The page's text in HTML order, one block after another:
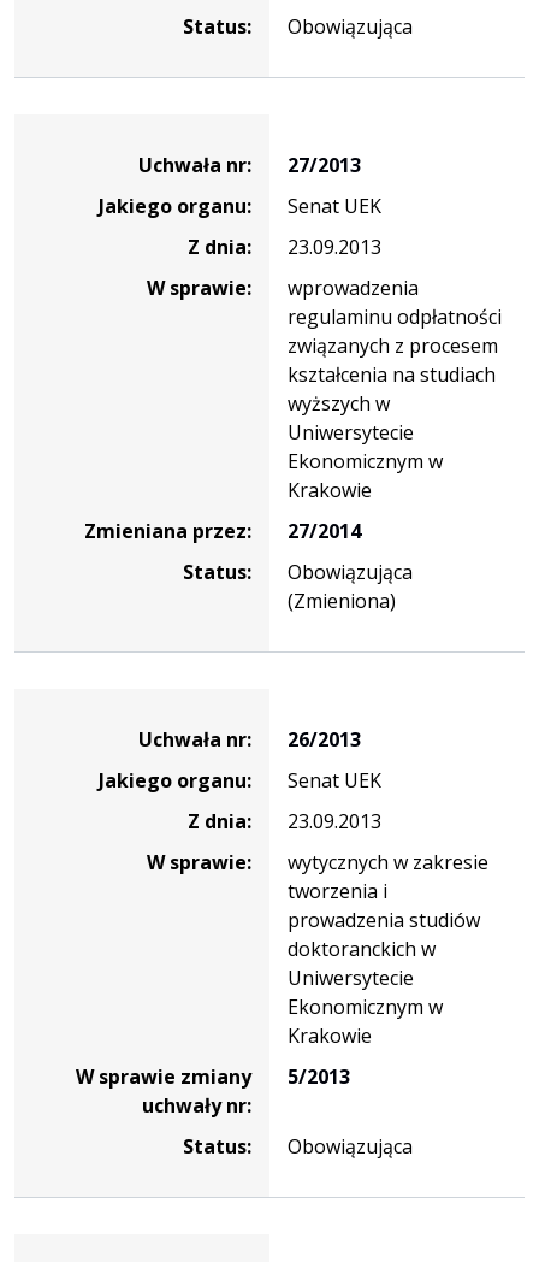
Status:
Obowiązująca
Uchwała nr:
27/2013
Jakiego organu:
Senat UEK
Z dnia:
23.09.2013
W sprawie:
wprowadzenia
regulaminu odpłatności
związanych z procesem
kształcenia na studiach
wyższych w
Uniwersytecie
Ekonomicznym w
Krakowie
Zmieniana przez:
27/2014
Status:
Obowiązująca
(Zmieniona)
Uchwała nr:
26/2013
Jakiego organu:
Senat UEK
Z dnia:
23.09.2013
W sprawie:
wytycznych w zakresie
tworzenia i
prowadzenia studiów
doktoranckich w
Uniwersytecie
Ekonomicznym w
Krakowie
W sprawie zmiany
uchwały nr:
5/2013
Status: Obowiązująca